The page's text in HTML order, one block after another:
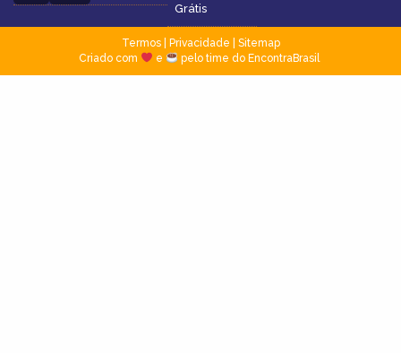
Grátis
Termos| Privacidade
Sitemap
Criado com
e pelo time do EncontraBrasil